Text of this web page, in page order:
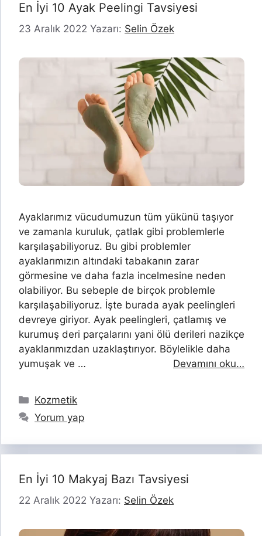
En İyi 10 Ayak Peelingi Tavsiyesi
23 Aralık 2022 Yazarı: Selin Özek
Ayaklarımız vücudumuzun tüm yükünü taşıyor
ve zamanla kuruluk, çatlak gibi problemlerle
karşılaşabiliyoruz. Bu gibi problemler
ayaklarımızın altındaki tabakanın zarar
görmesine ve daha fazla incelmesine neden
olabiliyor. Bu sebeple de birçok problemle
karşılaşabiliyoruz. İşte burada ayak peelingleri
devreye giriyor. Ayak peelingleri, çatlamış ve
kurumuş deri parçalarını yani ölü derileri nazikçe
ayaklarımızdan uzaklaştırıyor. Böylelikle daha
yumuşak ve …
Devamını oku…
Kategoriler
Kozmetik
Yorum yap
En İyi 10 Makyaj Bazı Tavsiyesi
22 Aralık 2022 Yazarı: Selin Özek